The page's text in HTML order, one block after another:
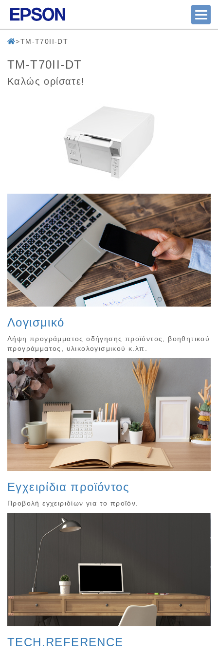
TM-T70II-DT
TM-T70II-DT
Καλώς ορίσατε!
Λογισμικό
Λήψη προγράμματος οδήγησης προϊόντος, βοηθητικού
προγράμματος, υλικολογισμικού κ.λπ.
Εγχειρίδια προϊόντος
Προβολή εγχειριδίων για το προϊόν.
TECH.REFERENCE